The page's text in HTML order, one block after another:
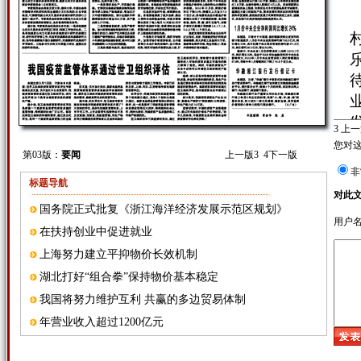
第03版： 要闻 上一版3 4下一版
标题导航
国务院正式批复《浙江海洋经济发展示范区规划》
在扶持创业中促进就业
上海努力建立平抑物价长效机制
湖北打好“组合拳”保持物价基本稳定
我国将努力维护互利 共赢的多边贸易体制
年营业收入超过1200亿元
3 上
您对
对此
用户